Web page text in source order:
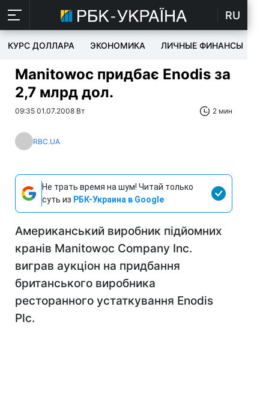
RU
КУРС ДОЛЛАРА ЭКОНОМИКА ЛИЧНЫЕ ФИНАНСЫ
Manitowoc придбає Enodis за
2,7 млрд дол.
09:35 01.07.2008 Вт 2 мин
RBC.UA
Не трать время на шум! Читай только
суть из РБК-Украина в Google
Американський виробник підйомних
кранів Manitowoc Company Inc.
виграв аукціон на придбання
британського виробника
ресторанного устаткування Enodis
Plc.